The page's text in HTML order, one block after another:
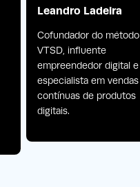
Leandro Ladeira
Cofundador do método
VTSD, influente
empreendedor digital e
especialista em vendas
contínuas de produtos
digitais.